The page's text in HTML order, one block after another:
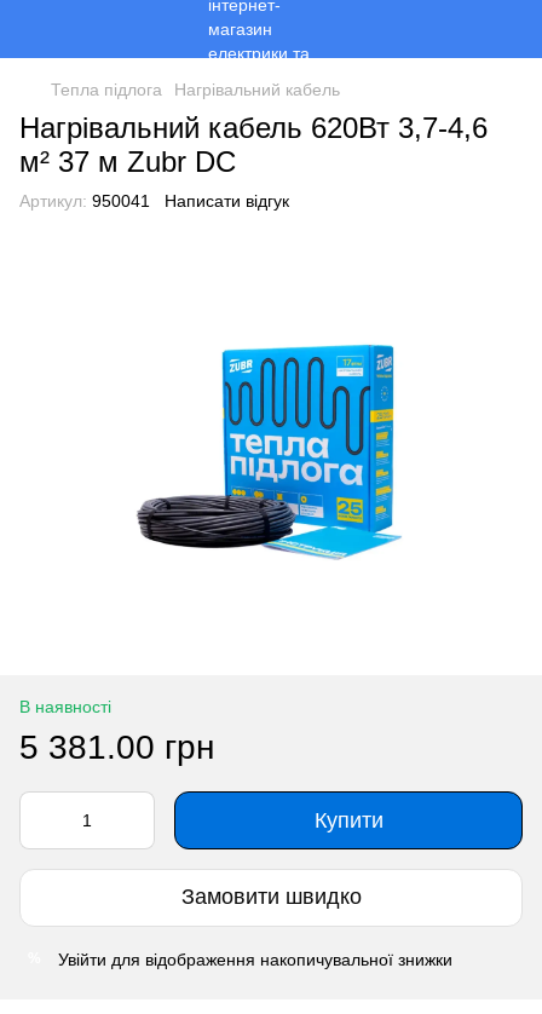
Тепла підлога Нагрівальний кабель
Нагрівальний кабель 620Вт 3,7-4,6
м² 37 м Zubr DC
Артикул: 950041 Написати відгук
В наявності
5 381.00 грн
Купити
Замовити швидко
Увійти для відображення накопичувальної знижки